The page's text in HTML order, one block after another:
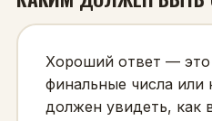
Хороший ответ — это
финальные числа или
должен увидеть, как